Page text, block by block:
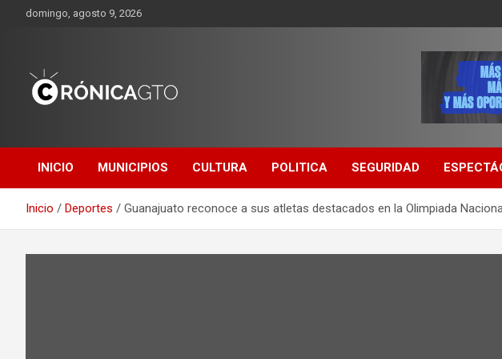
domingo, agosto 9, 2026
GUANAJUATO
INICIO MUNICIPIOS CULTURA POLITICA SEGURIDAD
Inicio Deportes Guanajuato reconoce a sus atletas destacados en la Olimpiada